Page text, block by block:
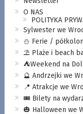
O NAS
POLITYKA
Sylwester we
⛄️ Ferie /
⛱️ Plaże i beach
⛺️Weekend na
🔮 Andrzejki we
📍 Atrakcje we
🎟️ Bilety na
🎃 Halloween we